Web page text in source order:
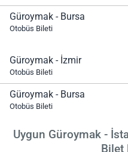
Güroymak - Bursa
Otobüs Bileti
Güroymak - İzmir
Otobüs Bileti
Güroymak - Bursa
Otobüs Bileti
Uygun Güroymak -
Bilet